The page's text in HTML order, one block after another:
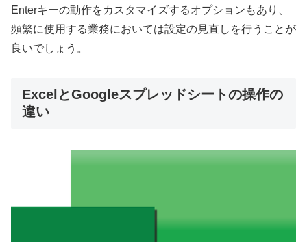
Enterキーの動作をカスタマイズするオプションもあり、
頻繁に使用する業務においては設定の見直しを行うことが
良いでしょう。
ExcelとGoogleスプレッドシートの操作の
違い